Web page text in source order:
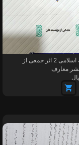
کتاب اندیشه اسلامی 2 اثر جمعی از
معارف